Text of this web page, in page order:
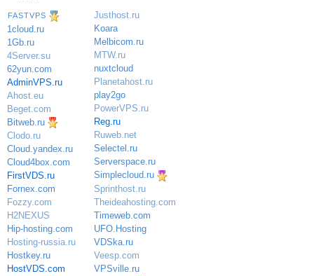
FASTVPS
1cloud.ru
1Gb.ru
4Server.su
62yun.com
AdminVPS.ru
Ahost.eu
Beget.com
Bitweb.ru
Clodo.ru
Cloud.yandex.ru
Cloud4box.com
FirstVDS.ru
Fornex.com
Fozzy.com
H2NEXUS
Hip-hosting.com
Hosting-russia.ru
Hostkey.ru
HostVDS.com
Justhost.ru
Koara
Melbicom.ru
MTW.ru
nuxtcloud
Planetahost.ru
play2go
PowerVPS.ru
Reg.ru
Ruweb.net
Selectel.ru
Serverspace.ru
Simplecloud.ru
Sprinthost.ru
Theideahosting.com
Timeweb.com
UFO.Hosting
VDSka.ru
Veesp.com
VPSville.ru